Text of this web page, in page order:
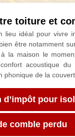
toiture et
lieu idéal pour vivre
être notamment
la maison le
acoustique
phonique de la
d’impôt pour
comble perdu